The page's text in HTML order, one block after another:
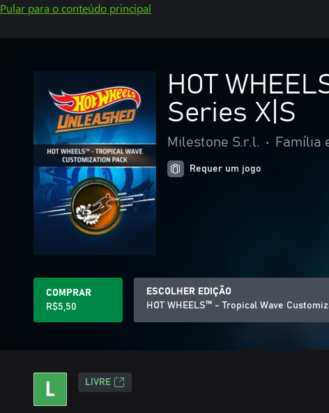
Pular para o conteúdo principal
HOT
Series X|S
Milestone S.r.l. • Família
Requer um jogo
COMPRAR
R$5,50
ESCOLHER EDIÇÃO
HOT WHEELS™ - Tropical Wave
LIVRE